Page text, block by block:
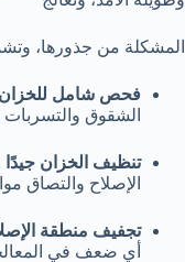
المشكلة من جذورها،
فحص شامل للخزان
الشقوق والتسربات
تنظيف الخزان جيدًا
الإصلاح والتصاق
تجفيف منطقة
أي ضعف في